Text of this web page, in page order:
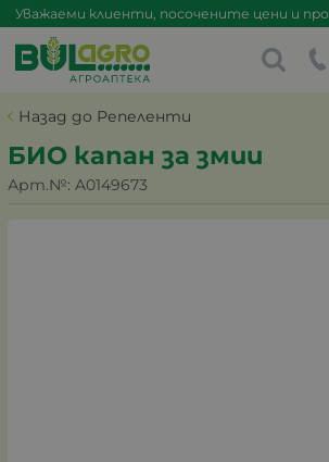
Уважаеми клиенти, посочените цени и
Назад до Репеленти
БИО капан за змии
Арт.№: A0149673